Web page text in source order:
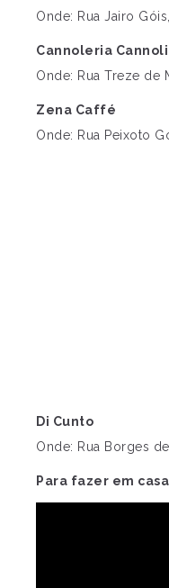
Onde: Rua Jairo
Cannoleria
Onde: Rua Treze de
Zena Caffé
Onde: Rua Peixoto
Di Cunto
Onde: Rua Borges
Para fazer em